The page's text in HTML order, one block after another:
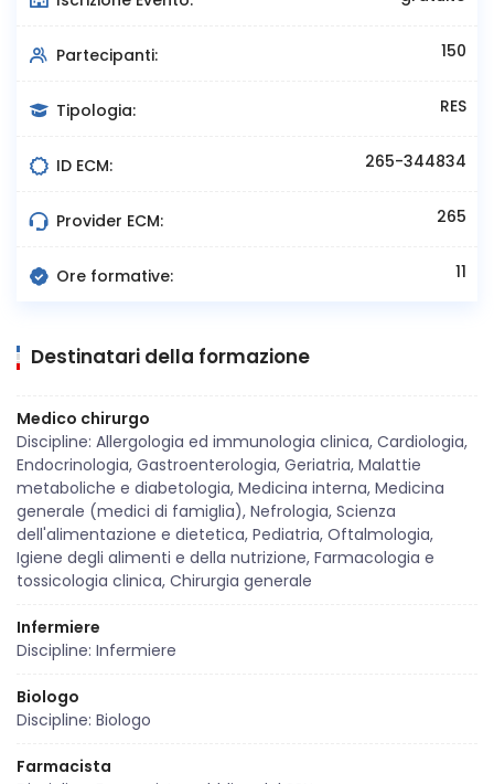
Partecipanti: 150
Tipologia: RES
ID ECM: 265-344834
Provider ECM: 265
Ore formative: 11
Destinatari della formazione
Medico chirurgo
Discipline: Allergologia ed immunologia clinica, Cardiologia,
Endocrinologia, Gastroenterologia, Geriatria, Malattie
metaboliche e diabetologia, Medicina interna, Medicina
generale (medici di famiglia), Nefrologia, Scienza
dell'alimentazione e dietetica, Pediatria, Oftalmologia,
Igiene degli alimenti e della nutrizione, Farmacologia e
tossicologia clinica, Chirurgia generale
Infermiere
Discipline: Infermiere
Biologo
Discipline: Biologo
Farmacista